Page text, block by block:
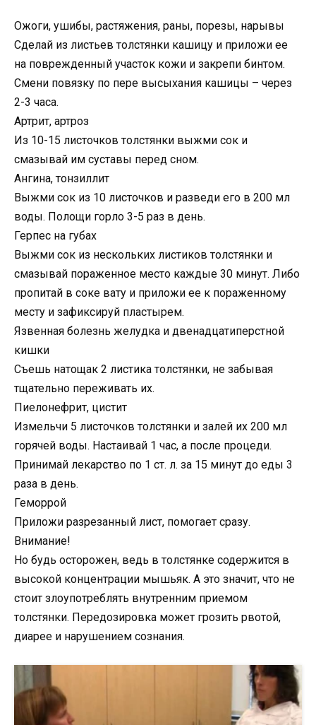
Ожоги, ушибы, растяжения, раны, порезы, нарывы
Сделай из листьев толстянки кашицу и приложи ее
на поврежденный участок кожи и закрепи бинтом.
Смени повязку по пере высыхания кашицы – через
2-3 часа.
Артрит, артроз
Из 10-15 листочков толстянки выжми сок и
смазывай им суставы перед сном.
Ангина, тонзиллит
Выжми сок из 10 листочков и разведи его в 200 мл
воды. Полощи горло 3-5 раз в день.
Герпес на губах
Выжми сок из нескольких листиков толстянки и
смазывай пораженное место каждые 30 минут. Либо
пропитай в соке вату и приложи ее к пораженному
месту и зафиксируй пластырем.
Язвенная болезнь желудка и двенадцатиперстной
кишки
Съешь натощак 2 листика толстянки, не забывая
тщательно переживать их.
Пиелонефрит, цистит
Измельчи 5 листочков толстянки и залей их 200 мл
горячей воды. Настаивай 1 час, а после процеди.
Принимай лекарство по 1 ст. л. за 15 минут до еды 3
раза в день.
Геморрой
Приложи разрезанный лист, помогает сразу.
Внимание!
Но будь осторожен, ведь в толстянке содержится в
высокой концентрации мышьяк. А это значит, что не
стоит злоупотреблять внутренним приемом
толстянки. Передозировка может грозить рвотой,
диарее и нарушением сознания.